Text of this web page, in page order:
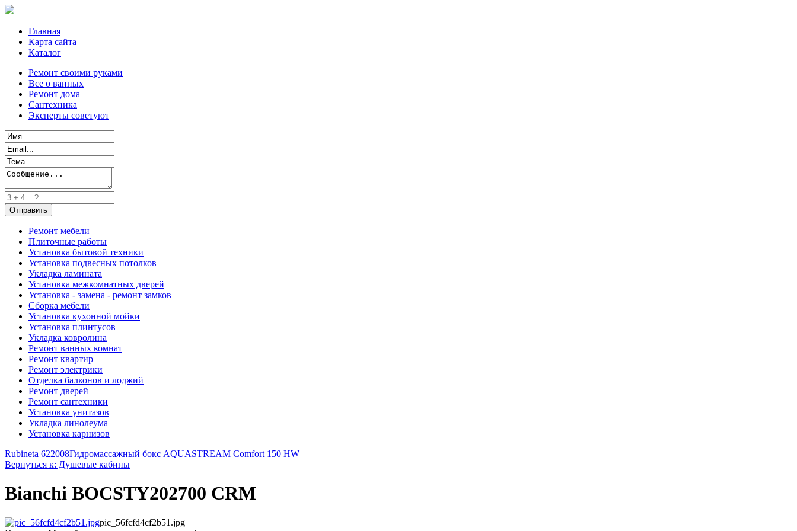
Главная
Карта сайта
Каталог
Ремонт своими руками
Все о ванных
Ремонт дома
Сантехника
Эксперты советуют
Ремонт мебели
Плиточные работы
Установка бытовой техники
Установка подвесных потолков
Укладка ламината
Установка межкомнатных дверей
Установка - замена - ремонт замков
Сборка мебели
Установка кухонной мойки
Установка плинтусов
Укладка ковролина
Ремонт ванных комнат
Ремонт квартир
Ремонт электрики
Отделка балконов и лоджий
Ремонт дверей
Ремонт сантехники
Установка унитазов
Укладка линолеума
Установка карнизов
Rubineta 622008Гидромассажный бокс AQUASTREAM Comfort 150 HW
Вернуться к: Душевые кабины
Bianchi BOCSTY202700 CRM
pic_56fcfd4cf2b51.jpg